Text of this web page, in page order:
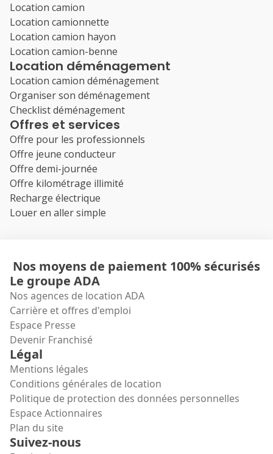
Location camion
Location camionnette
Location camion hayon
Location camion-benne
Location déménagement
Location camion déménagement
Organiser son déménagement
Checklist déménagement
Offres et services
Offre pour les professionnels
Offre jeune conducteur
Offre demi-journée
Offre kilométrage illimité
Recharge électrique
Louer en aller simple
Nos moyens de paiement 100% sécurisés
Le groupe ADA
Nos agences de location ADA
Carrière et offres d'emploi
Espace Presse
Devenir Franchisé
Légal
Mentions légales
Conditions générales de location
Politique de protection des données personnelles
Espace Actionnaires
Plan du site
Suivez-nous